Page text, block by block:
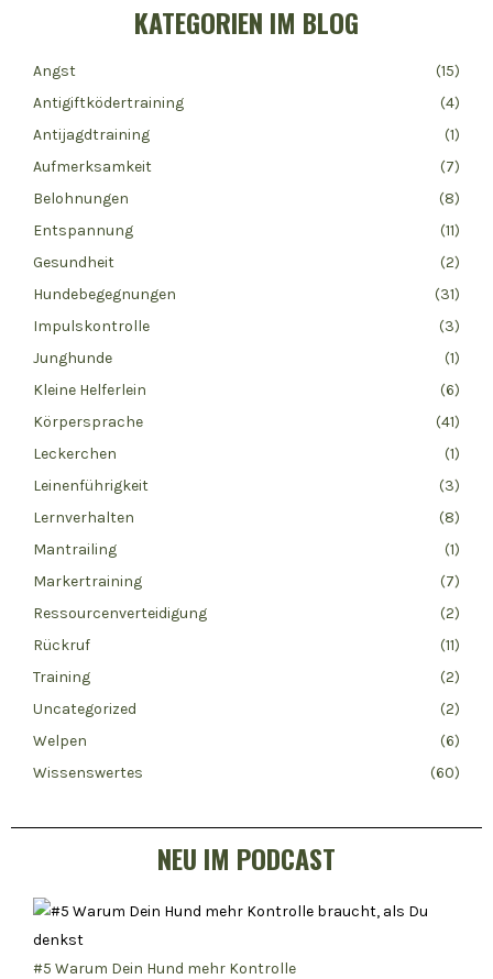
KATEGORIEN IM BLOG
Angst
(15)
Antigiftködertraining
(4)
Antijagdtraining
(1)
Aufmerksamkeit
(7)
Belohnungen
(8)
Entspannung
(11)
Gesundheit
(2)
Hundebegegnungen
(31)
Impulskontrolle
(3)
Junghunde
(1)
Kleine Helferlein
(6)
Körpersprache
(41)
Leckerchen
(1)
Leinenführigkeit
(3)
Lernverhalten
(8)
Mantrailing
(1)
Markertraining
(7)
Ressourcenverteidigung
(2)
Rückruf
(11)
Training
(2)
Uncategorized
(2)
Welpen
(6)
Wissenswertes
(60)
NEU IM PODCAST
#5 Warum Dein Hund mehr Kontrolle